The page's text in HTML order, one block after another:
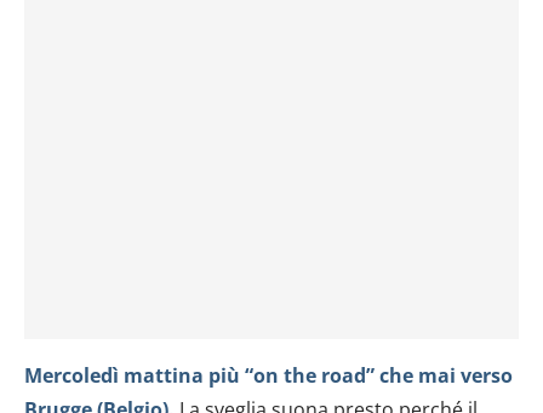
Mercoledì mattina più “on the road” che mai verso